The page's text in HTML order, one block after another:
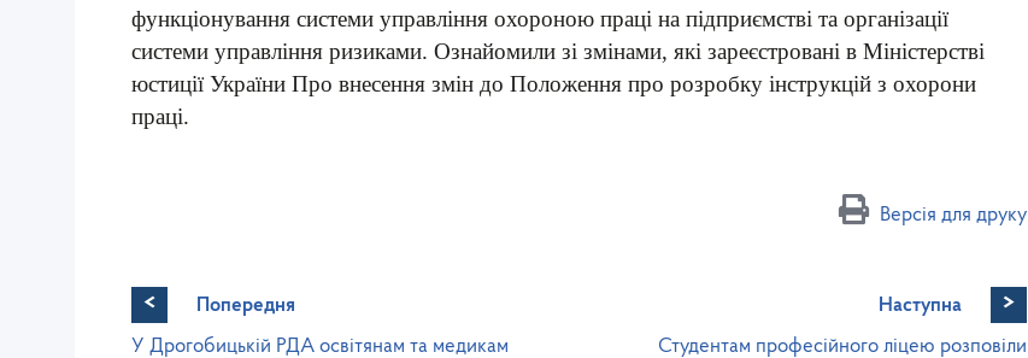
функціонування системи управління охороною праці на підприємстві та організації
системи управління ризиками. Ознайомили зі змінами, які зареєстровані в Міністерстві
юстиції України Про внесення змін до Положення про розробку інструкцій з охорони
праці.
Версія для друку
<
Попередня
У Дрогобицькій РДА освітянам та медикам
Наступна >
Студентам професійного ліцею розповіли